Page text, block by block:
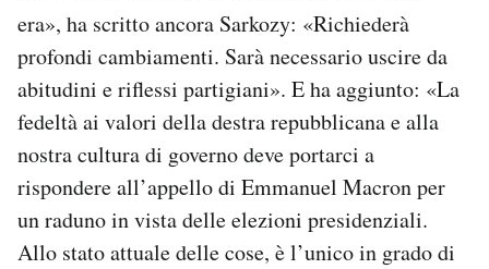
era», ha scritto ancora Sarkozy: «Richiederà
profondi cambiamenti. Sarà necessario uscire da
abitudini e riflessi partigiani». E ha aggiunto: «La
fedeltà ai valori della destra repubblicana e alla
nostra cultura di governo deve portarci a
rispondere all’appello di Emmanuel Macron per
un raduno in vista delle elezioni presidenziali.
Allo stato attuale delle cose, è l’unico in grado di